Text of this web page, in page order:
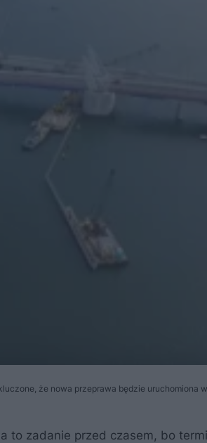
że nowa przeprawa będzie uruchomiona
to zadanie przed czasem, bo